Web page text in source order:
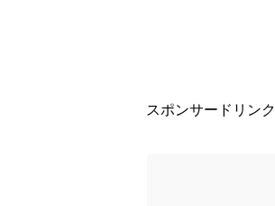
スポンサードリンク